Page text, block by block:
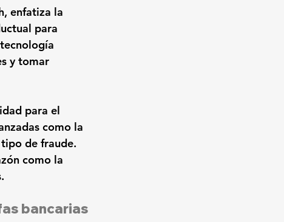
enfatiza la
para
y tomar
para el
como la
de fraude.
como la
bancarias